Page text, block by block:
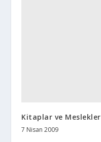
Kitaplar ve Meslekler
7 Nisan 2009